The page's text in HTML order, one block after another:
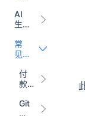
AI
生
力
常
见
题
付
款、
问题
Git
ee